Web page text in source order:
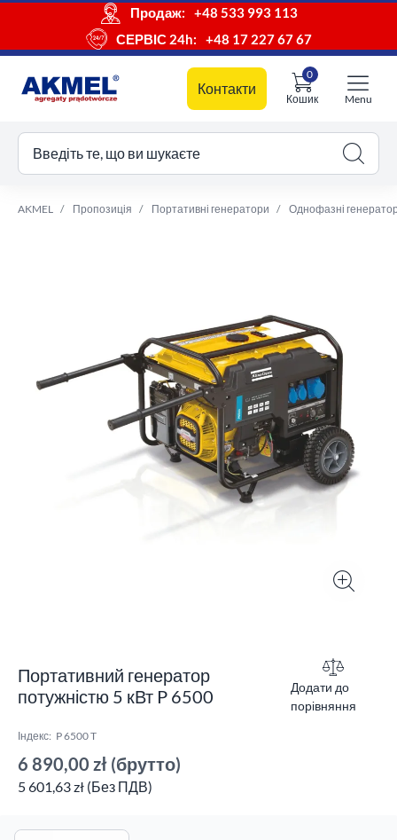
Продаж:
+48 533 993 113
СЕРВІС 24h:
+48 17 227 67 67
Контакти
Кошик
0
кошик
Menu
Введіть те, що ви шукаєте
AKMEL Пропозиція Портативні генератори Однофазні
Портативний генератор
потужністю 5 кВт P 6500
Додати до
порівняння
Індекс: P 6500 T
6 890,00 zł (брутто)
5 601,63 zł (Без ПДВ)